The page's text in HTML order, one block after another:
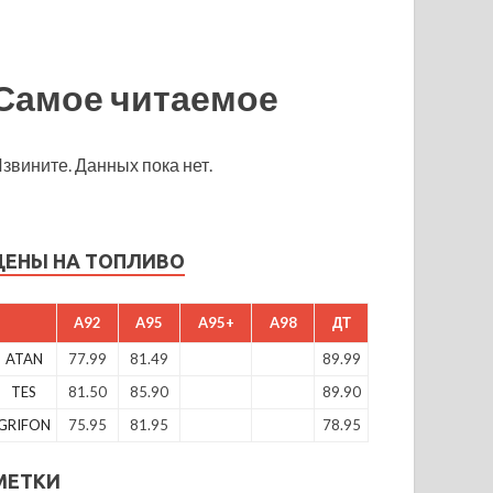
читаемое
Данных пока нет.
НА ТОПЛИВО
A92 A95 A95+ A98 ДТ
ATAN 77.99 81.49
89.99
TES
81.50 85.90
89.90
75.95 81.95 78.95